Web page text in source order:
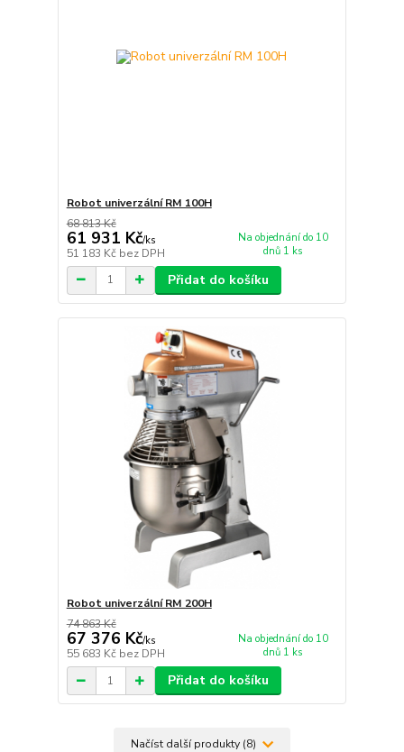
Robot univerzální RM 100H
68 813 Kč
61 931 Kč/ks
51 183 Kč bez DPH
Na objednání do 10
dnů 1 ks
Přidat do košíku
Robot univerzální RM 200H
74 863 Kč
67 376 Kč/ks
55 683 Kč bez DPH
Na objednání do 10
dnů 1 ks
Přidat do košíku
Načíst další produkty (8)